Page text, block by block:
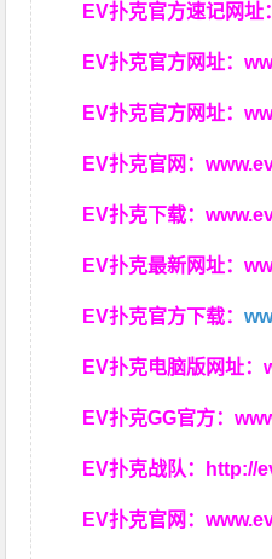
EV扑克官方速记网址
EV扑克官方网址：
EV扑克官方网址：
EV扑克官网：
EV扑克下载：
EV扑克最新网址：
EV扑克官方下载：
EV扑克电脑版网址：
EV扑克GG官方：
EV扑克战队： http://
EV扑克官网：